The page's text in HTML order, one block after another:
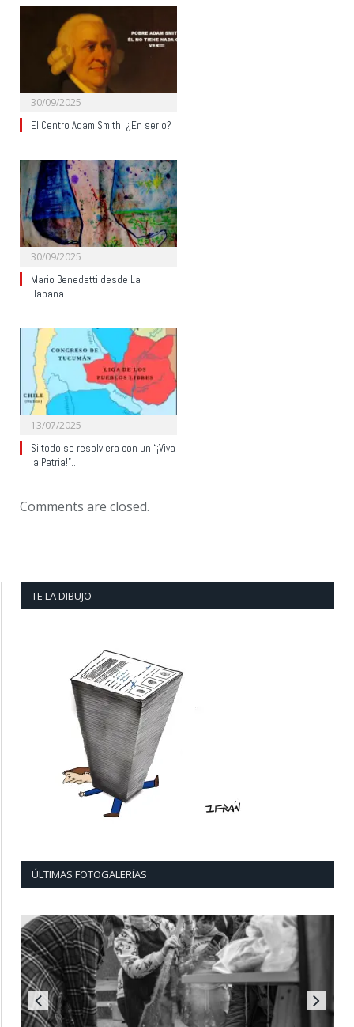
30/09/2025
El Centro Adam Smith: ¿En serio?
30/09/2025
Mario Benedetti desde La
Habana…
13/07/2025
Si todo se resolviera con un “¡Viva
la Patria!”…
Comments are closed.
TE LA DIBUJO
ÚLTIMAS FOTOGALERÍAS